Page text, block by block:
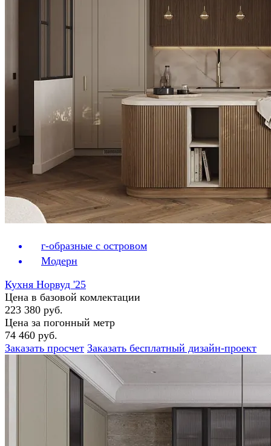
г-образные с островом
Модерн
Кухня Норвуд '25
Цена в базовой комлектации
223 380 руб.
Цена за погонный метр
74 460 руб.
Заказать просчет Заказать бесплатный дизайн-проект